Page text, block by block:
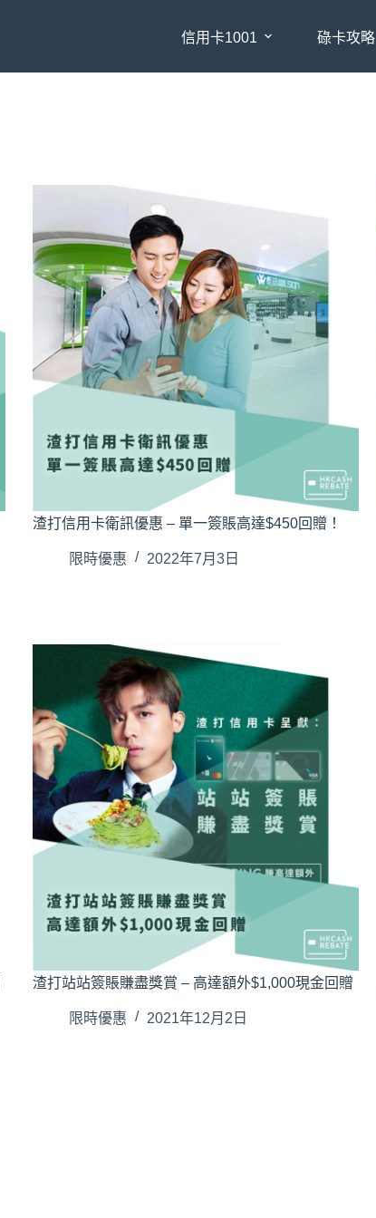
信用卡1001 碌卡攻略
渣打信用卡衛訊優惠 – 單一簽賬高達$450回贈！
限時優惠 2022年7月3日
渣打站站簽賬賺盡獎賞 – 高達額外$1,000現金回贈
限時優惠 2021年12月2日